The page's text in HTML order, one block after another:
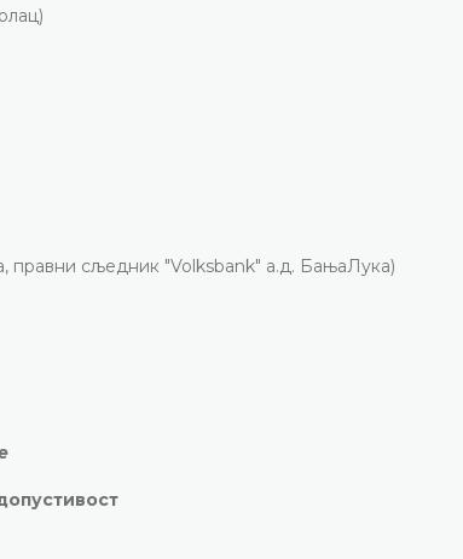
правни сљедник "Volksbank" а.д. БањаЛука)